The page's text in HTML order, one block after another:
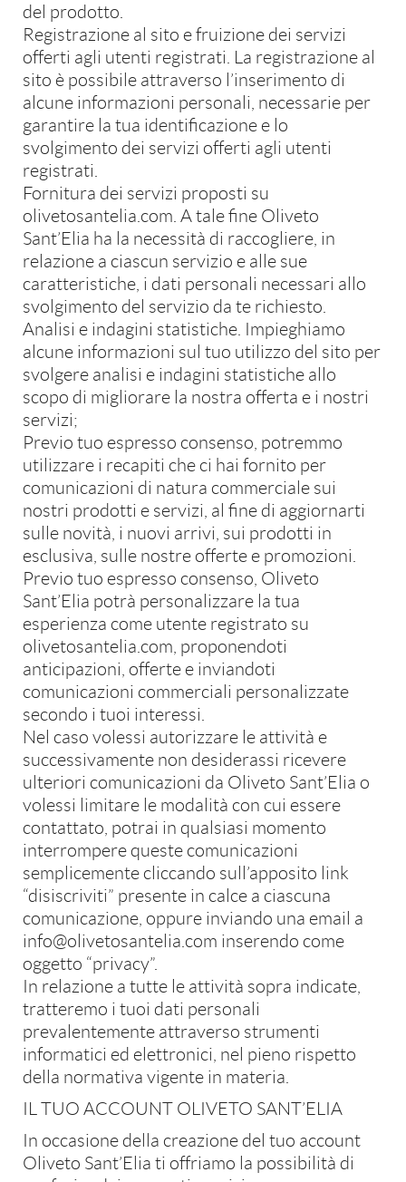
del prodotto.
Registrazione al sito e fruizione dei servizi
offerti agli utenti registrati. La registrazione al
sito è possibile attraverso l’inserimento di
alcune informazioni personali, necessarie per
garantire la tua identificazione e lo
svolgimento dei servizi offerti agli utenti
registrati.
Fornitura dei servizi proposti su
olivetosantelia.com. A tale fine Oliveto
Sant’Elia ha la necessità di raccogliere, in
relazione a ciascun servizio e alle sue
caratteristiche, i dati personali necessari allo
svolgimento del servizio da te richiesto.
Analisi e indagini statistiche. Impieghiamo
alcune informazioni sul tuo utilizzo del sito per
svolgere analisi e indagini statistiche allo
scopo di migliorare la nostra offerta e i nostri
servizi;
Previo tuo espresso consenso, potremmo
utilizzare i recapiti che ci hai fornito per
comunicazioni di natura commerciale sui
nostri prodotti e servizi, al fine di aggiornarti
sulle novità, i nuovi arrivi, sui prodotti in
esclusiva, sulle nostre offerte e promozioni.
Previo tuo espresso consenso, Oliveto
Sant’Elia potrà personalizzare la tua
esperienza come utente registrato su
olivetosantelia.com, proponendoti
anticipazioni, offerte e inviandoti
comunicazioni commerciali personalizzate
secondo i tuoi interessi.
Nel caso volessi autorizzare le attività e
successivamente non desiderassi ricevere
ulteriori comunicazioni da Oliveto Sant’Elia o
volessi limitare le modalità con cui essere
contattato, potrai in qualsiasi momento
interrompere queste comunicazioni
semplicemente cliccando sull’apposito link
“disiscriviti” presente in calce a ciascuna
comunicazione, oppure inviando una email a
info@olivetosantelia.com inserendo come
oggetto “privacy”.
In relazione a tutte le attività sopra indicate,
tratteremo i tuoi dati personali
prevalentemente attraverso strumenti
informatici ed elettronici, nel pieno rispetto
della normativa vigente in materia.
IL TUO ACCOUNT OLIVETO SANT’ELIA
In occasione della creazione del tuo account
Oliveto Sant’Elia ti offriamo la possibilità di
Indirizzo
Via A. Toscanini, 39/A, Mazara Del Vallo
Contatti
Mail info@olivetosantelia.com
Tel +39 388 359 2999